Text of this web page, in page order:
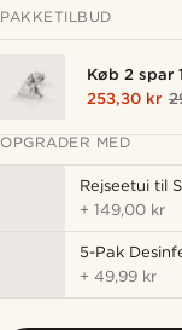
PAKKETILBUD
Køb 2 spar
253,30 kr
OPGRADER MED
Rejseetui til
+149,00 kr
5-Pak
+49,99 kr